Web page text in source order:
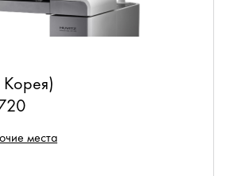
места